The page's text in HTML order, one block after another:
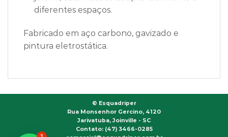
diferentes espaços.
Fabricado em aço carbono, gavizado e
pintura eletrostática.
© Esquadriper
Rua Monsenhor Gercino, 4120
Jarivatuba, Joinville - SC
Contato: (47) 3466-0285